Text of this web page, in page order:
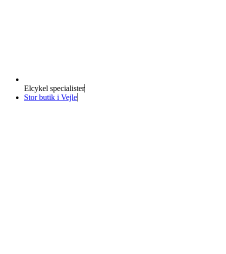
Elcykel specialister
Stor butik i Vejle